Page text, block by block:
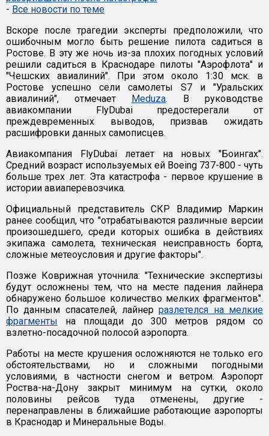
- Все новости по теме
Вскоре после трагедии эксперты предположили, что
ошибочным могло быть решение пилота садиться в
Ростове. В эту же ночь из-за плохих погодных условий
решили садиться в Краснодаре пилоты "Аэрофлота" и
"Чешских авиалиний". При этом около 1:30 мск. в
Ростове успешно сели самолеты S7 и "Уральских
авиалиний", отмечает Meduza. В руководстве
авиакомпании FlyDubai предостерегали от
преждевременных выводов, призвав ожидать
расшифровки данных самописцев.
Авиакомпания FlyDubai летает на новых "Боингах".
Средний возраст используемых ей Boeing 737-800 - чуть
больше трех лет. Эта катастрофа - первое крушение в
истории авиаперевозчика.
Официальный представитель СКР Владимир Маркин
ранее сообщил, что "отрабатываются различные версии
произошедшего, среди которых ошибка в действиях
экипажа самолета, техническая неисправность борта,
сложные метеоусловия и другие факторы".
Позже Коврижная уточнила: "Технические экспертизы
будут осложнены тем, что на месте падения лайнера
обнаружено большое количество мелких фрагментов".
По данным спасателей, лайнерразлетелся на мелкие
фрагменты на площади до 300 метров рядом со
взлетно-посадочной полосой аэропорта.
Работы на месте крушения осложняются не только его
обстоятельствами, но и сложными погодными
условиями, в частности снегом и ветром. Аэропорт
Роства-на-Дону закрыт минимум на сутки, около
половины рейсов туда отменены, другие -
перенаправлены в ближайшие работающие аэропорты
в Краснодар и Минеральные Воды.